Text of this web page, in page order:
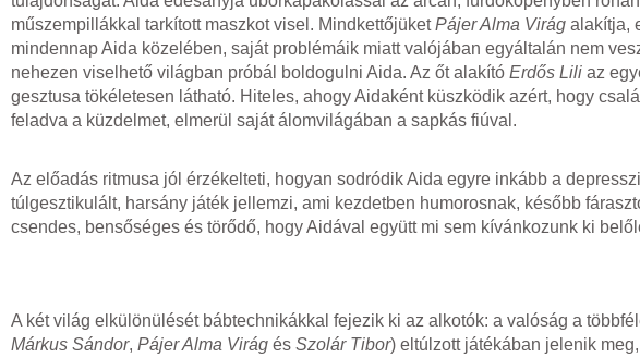
műszempillákkal tarkított maszkot visel. MindkettőjüketPájer Alma Virág alakítja,
mindennap Aida közelében, saját problémáik miatt valójában egyáltalán nem
nehezen viselhető világban próbál boldogulni Aida. Az őt alakító Erdős Lili az
gesztusa tökéletesen látható. Hiteles, ahogy Aidaként küszködik azért, hogy
feladva a küzdelmet, elmerül saját álomvilágában a sapkás fiúval.
Az előadás ritmusa jól érzékelteti, hogyan sodródik Aida egyre inkább a
túlgesztikulált, harsány játék jellemzi, ami kezdetben humorosnak, később
csendes, bensőséges és törődő, hogy Aidával együtt mi sem kívánkozunk ki
A két világ elkülönülését bábtechnikákkal fejezik ki az alkotók: a valóság a
Márkus Sándor, Pájer Alma Virág és Szolár Tibor) eltúlzott játékában jelenik